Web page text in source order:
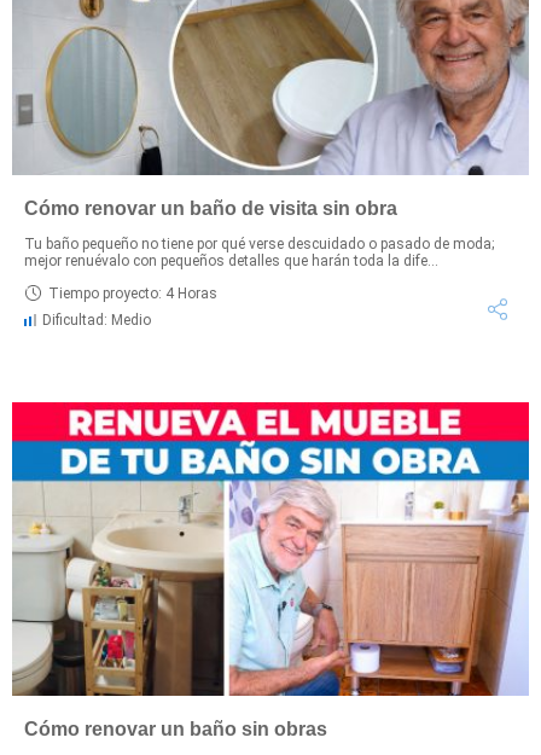
Cómo renovar un baño de visita sin obra
Tu baño pequeño no tiene por qué verse descuidado o pasado de moda;
mejor renuévalo con pequeños detalles que harán toda la dife...
Tiempo proyecto: 4 Horas
Dificultad: Medio
Cómo renovar un baño sin obras